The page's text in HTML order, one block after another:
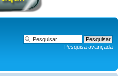
Pesquisa avançada